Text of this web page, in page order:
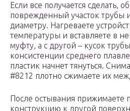
Если все получается сделать,
поврежденный участок трубы
диаметру. Нагреваете
температуры и вставляете в
муфту, а с другой – кусок
консистенции среднего
пластик начнет тянуться.
#8212 плотно сжимаете их
После остывания прижимаете
конструкцию к другой